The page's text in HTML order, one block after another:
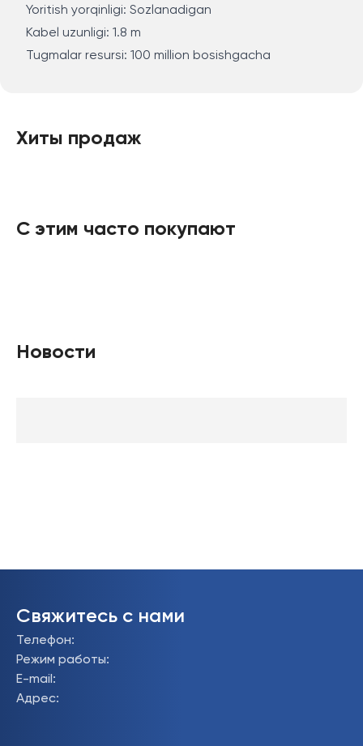
Yoritish yorqinligi: Sozlanadigan
Kabel uzunligi: 1.8 m
Tugmalar resursi: 100 million bosishgacha
Хиты продаж
С этим часто покупают
Новости
Свяжитесь с нами
Телефон:
Режим работы:
E-mail :
Адрес: